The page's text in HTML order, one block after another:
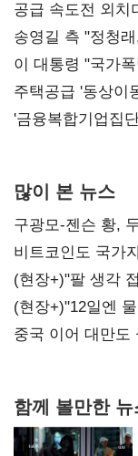
공급 속도전 외
리모델링' 제안
송영길 측 "정청
총선 지휘 못해"
이 대통령 "국가
진실 밝혀야"
주택공급 '동상이
'금융복합기업집
많이 본 뉴스
구광모-젠슨 황,
비트코인도 국가
숙제
(현장+)"팔 생각
20억 키맞추기
(현장+)"12일엔
연 홈플러스
중국 이어 대만도
함께 볼만한